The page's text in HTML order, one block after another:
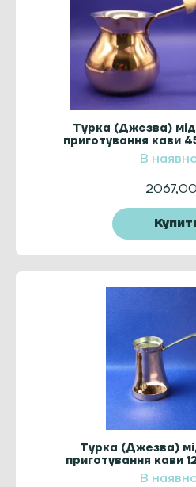
Турка (Джезва)
приготування кави
ZH
В
2067,00
Турка (Джезва)
приготування кави
ZH
В